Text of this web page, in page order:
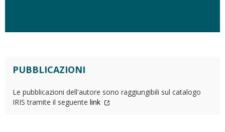
PUBBLICAZIONI
Le pubblicazioni dell'autore sono raggiungibili sul catalogo
IRIS tramite il seguente link